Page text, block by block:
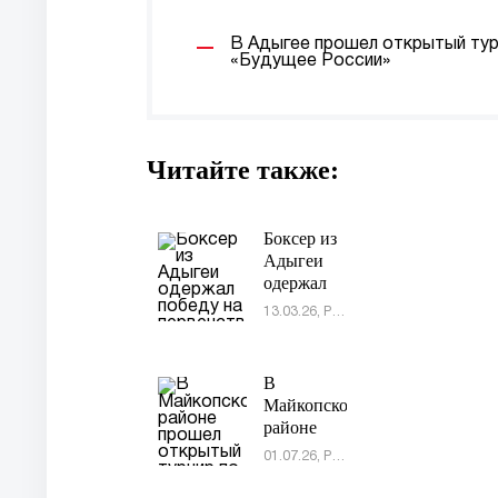
В Адыгее прошел открытый
«Будущее России»
Читайте также:
Боксер из
Адыгеи
одержал
победу на
В
Майкопском
районе
прошел